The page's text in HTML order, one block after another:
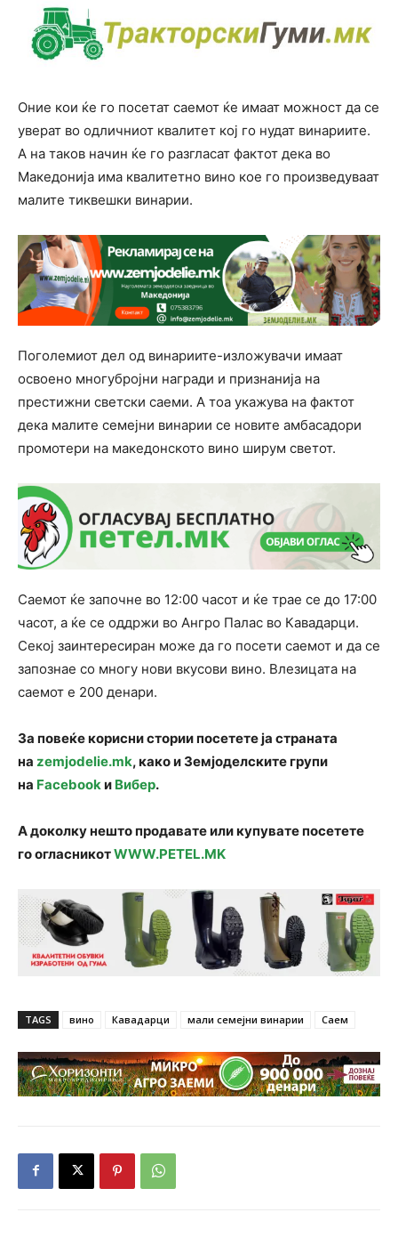
Оние кои ќе го посетат саемот ќе имаат можност да се
уверат во одличниот квалитет кој го нудат винариите.
А на таков начин ќе го разгласат фактот дека во
Македонија има квалитетно вино кое го произведуваат
малите тиквешки винарии.
Поголемиот дел од винариите-изложувачи имаат
освоено многубројни награди и признанија на
престижни светски саеми. А тоа укажува на фактот
дека малите семејни винарии се новите амбасадори
промотери на македонското вино ширум светот.
Саемот ќе започне во 12:00 часот и ќе трае се до 17:00
часот, а ќе се оддржи во Ангро Палас во Кавадарци.
Секој заинтересиран може да го посети саемот и да се
запознае со многу нови вкусови вино. Влезицата на
саемот е 200 денари.
За повеќе корисни стории посетете ја страната
на zemjodelie.mk, како и Земјоделските групи
на Facebookи Вибер.
А доколку нешто продавате или купувате посетете
го огласникотWWW.PETEL.MK
TAGS вино Кавадарци мали семејни винарии Саем